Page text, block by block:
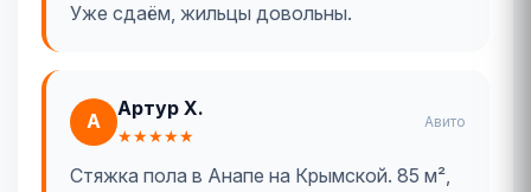
Уже сдаём, жильцы довольны.
А
Артур Х.
★★★★★
Авито
Стяжка пола в Анапе на Крымской. 85 м²,